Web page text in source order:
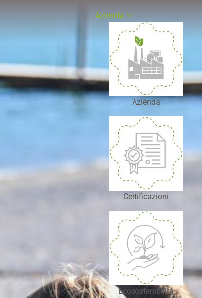
Azienda
Azienda
Certificazioni
Ecosostenibilità